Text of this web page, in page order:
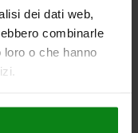
dei dati web,
combinarle
o che hanno